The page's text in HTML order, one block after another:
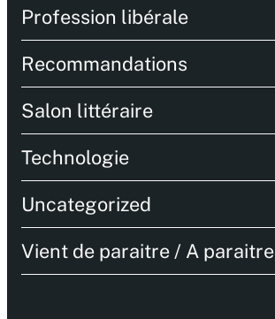
Profession libérale
Recommandations
Salon littéraire
Technologie
Uncategorized
Vient de paraitre / A paraitre